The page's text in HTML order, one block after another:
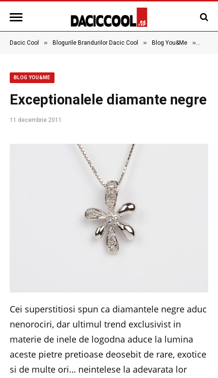
Dacic Cool » Blogurile Brandurilor Dacic Cool » Blog You&Me »
BLOG YOU&ME
Exceptionalele diamante negre
11 decembrie 2011
Cei superstitiosi spun ca diamantele negre aduc
nenorociri, dar ultimul trend exclusivist in
materie de inele de logodna aduce la lumina
aceste pietre pretioase deosebit de rare, exotice
si de multe ori… neintelese la adevarata lor